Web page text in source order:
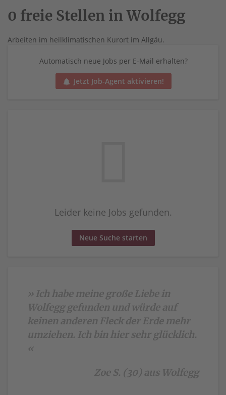
0 freie Stellen in Wolfegg
Arbeiten im heilklimatischen Kurort im Allgäu.
Automatisch neue Jobs per E-Mail erhalten?
Jetzt Job-Agent aktivieren!
Leider keine Jobs gefunden.
Neue Suche starten
» Ich habe meine große Liebe in
Wolfegg gefunden und würde auf
keinen anderen Fleck der Erde mehr
umziehen. Ich bin hier sehr glücklich.
«
Zoe S. (30) aus Wolfegg